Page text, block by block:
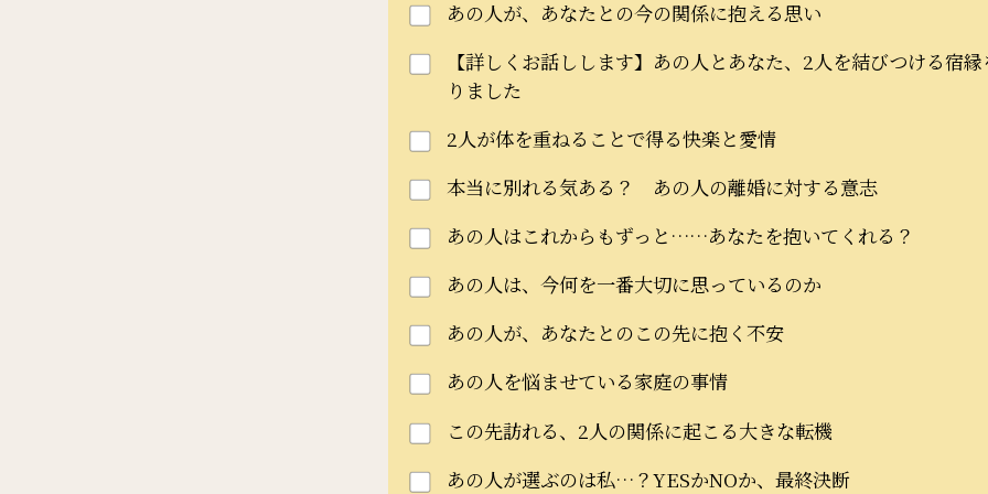
あの人が、あなたとの今の関係に抱える思い
【詳しくお話しします】あの人とあなた、2人を結びつける宿
りました
2人が体を重ねることで得る快楽と愛情
本当に別れる気ある？ あの人の離婚に対する意志
あの人はこれからもずっと……あなたを抱いてくれる？
あの人は、今何を一番大切に思っているのか
あの人が、あなたとのこの先に抱く不安
あの人を悩ませている家庭の事情
この先訪れる、2人の関係に起こる大きな転機
あの人が選ぶのは私…？YESかNOか、最終決断